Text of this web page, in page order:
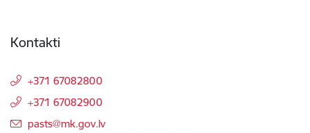
Kontakti
+371 67082800
+371 67082900
E-pasts:
pasts@mk.gov.lv